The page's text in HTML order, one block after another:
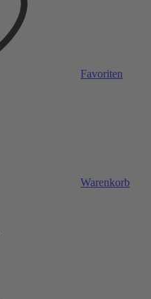
Favoriten
Warenkorb